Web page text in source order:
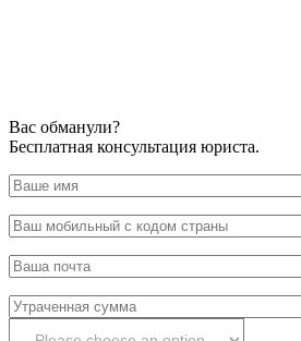
Вас обманули?
Бесплатная консультация юриста.